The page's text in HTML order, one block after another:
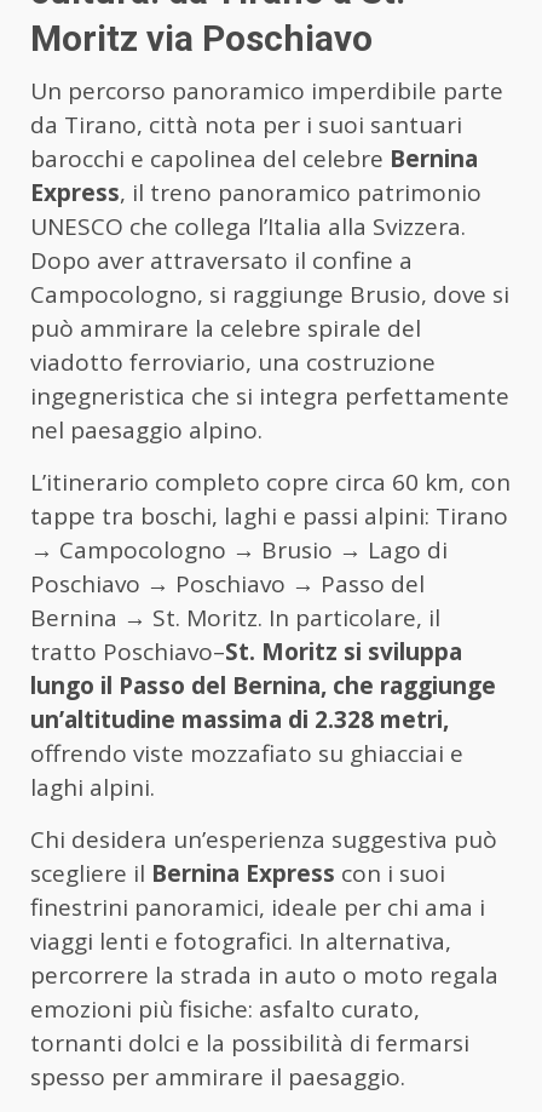
Moritz via Poschiavo
Un percorso panoramico imperdibile parte
da Tirano, città nota per i suoi santuari
barocchi e capolinea del celebre Bernina
Express, il treno panoramico patrimonio
UNESCO che collega l’Italia alla Svizzera.
Dopo aver attraversato il confine a
Campocologno, si raggiunge Brusio, dove si
può ammirare la celebre spirale del
viadotto ferroviario, una costruzione
ingegneristica che si integra perfettamente
nel paesaggio alpino.
L’itinerario completo copre circa 60 km, con
tappe tra boschi, laghi e passi alpini: Tirano
→ Campocologno → Brusio → Lago di
Poschiavo → Poschiavo → Passo del
Bernina → St. Moritz. In particolare, il
tratto Poschiavo–St. Moritz si sviluppa
lungo il Passo del Bernina, che raggiunge
un’altitudine massima di 2.328 metri,
offrendo viste mozzafiato su ghiacciai e
laghi alpini.
Chi desidera un’esperienza suggestiva può
scegliere il Bernina Express con i suoi
finestrini panoramici, ideale per chi ama i
viaggi lenti e fotografici. In alternativa,
percorrere la strada in auto o moto regala
emozioni più fisiche: asfalto curato,
tornanti dolci e la possibilità di fermarsi
spesso per ammirare il paesaggio.